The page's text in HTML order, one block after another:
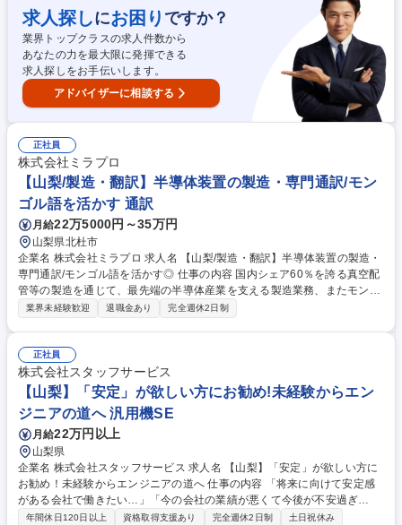
ムの運用、メンテナンスサポート全般、書類作成等 ゆくゆくは、サーバや
ネットワークの保守業務や現状のシステム・運用の課題整理、新たなシス
テム構築の提案等も勉強いただきながら徐々にお任せいたします。 募集職
種 ★医療従事者大歓迎【医療施設テクニカルサポート】研修期間6カ月◎/
山梨
求人探しにお困り ですか？
業界トップクラスの求人件数から
あなたの力を最大限に発揮できる
求人探しをお手伝いします。
アドバイザーに相談する
正社員
株式会社ミラプロ
【山梨/製造・翻訳】半導体装置の製造・専門通訳/モン
ゴル語を活かす 通訳
月給22万5000円～35万円
山梨県北杜市
企業名 株式会社ミラプロ 求人名 【山梨/製造・翻訳】半導体装置の製造・
専門通訳/モンゴル語を活かす◎ 仕事の内容 国内シェア60％を誇る真空配
管等の製造を通じて、最先端の半導体産業を支える製造業務、またモンゴ
ル人社員とのコミュニケーションをつなぐ通訳業務もお任せします。 【製
密な製作 ■予算管理などのマネジメント業務 【通訳業務】■技術資料・マ
ニュアル等の翻訳■半導体製造装置の組立研修で得た知識を基にした技術
説明、通訳 募集職種 【山梨/製造・翻訳】半導体装置の製造・専門通訳/モ
ンゴル語を活かす◎
業界未経験歓迎 退職金あり 完全週休2日制
正社員
株式会社スタッフサービス
【山梨】「安定」が欲しい方にお勧め!未経験からエン
ジニアの道へ 汎用機SE
月給22万円以上
山梨県
企業名 株式会社スタッフサービス 求人名 【山梨】「安定」が欲しい方に
お勧め！未経験からエンジニアの道へ 仕事の内容 「将来に向けて安定感
がある会社で働きたい…」「今の会社の業績が悪くて今後が不安過ぎ
る…」と思ったことはありませんか？ 当社エンジニア職はそんな不安が払
年間休日120日以上 資格取得支援あり 完全週休2日制 土日祝休み